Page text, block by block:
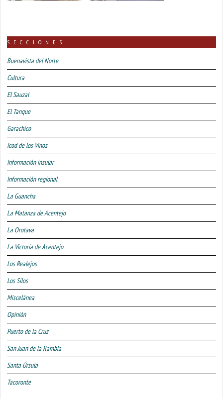
SECCIONES
Buenavista del Norte
Cultura
El Sauzal
El Tanque
Garachico
Icod de los Vinos
Información insular
Información regional
La Guancha
La Matanza de Acentejo
La Orotava
La Victoria de Acentejo
Los Realejos
Los Silos
Miscelánea
Opinión
Puerto de la Cruz
San Juan de la Rambla
Santa Úrsula
Tacoronte